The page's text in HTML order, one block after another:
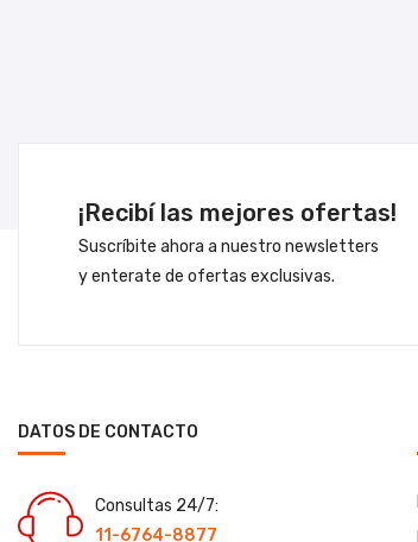
¡Recibí las mejores ofertas!
Suscríbite ahora a nuestro newsletters
y enterate de ofertas exclusivas.
DATOS DE CONTACTO
Consultas 24/7:
11-6764-8877